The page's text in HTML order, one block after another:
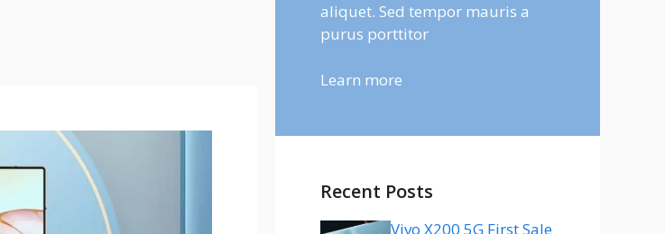
aliquet. Sed tempor mauris a
purus porttitor
Learn more
Recent Posts
Vivo X200 5G First Sale